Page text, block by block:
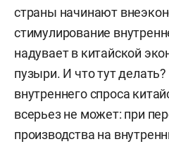
страны начинают
стимулирование
надувает в китайской
пузыри. И что тут
внутреннего спроса
всерьез не может: при
производства на